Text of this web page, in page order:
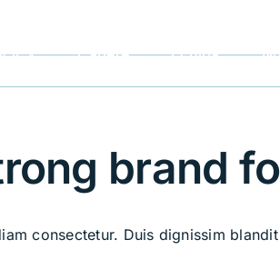
Cariere Echipa
brand
consectetur. Duis dignissim